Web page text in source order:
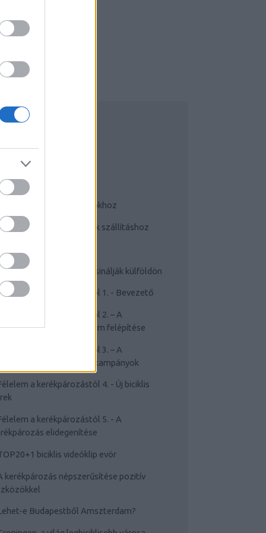
tippek
Kerékpárok a mindennapokhoz
cargo bringák szállításhoz
Cyclechic.hu on tour: Így csinálják külföldön
a kerékpározástól 1. - Bevezető
Félelem a kerékpározástól 2. – A
való félelem felépítése
Félelem a kerékpározástól 3. – A
népszerűsítő kampányok
a kerékpározástól 4. - Új biciklis
a kerékpározástól 5. - A
elidegenítése
biciklis videóklip evör
kerékpározás népszerűsítése pozitív
e Budapestből Amszterdam?